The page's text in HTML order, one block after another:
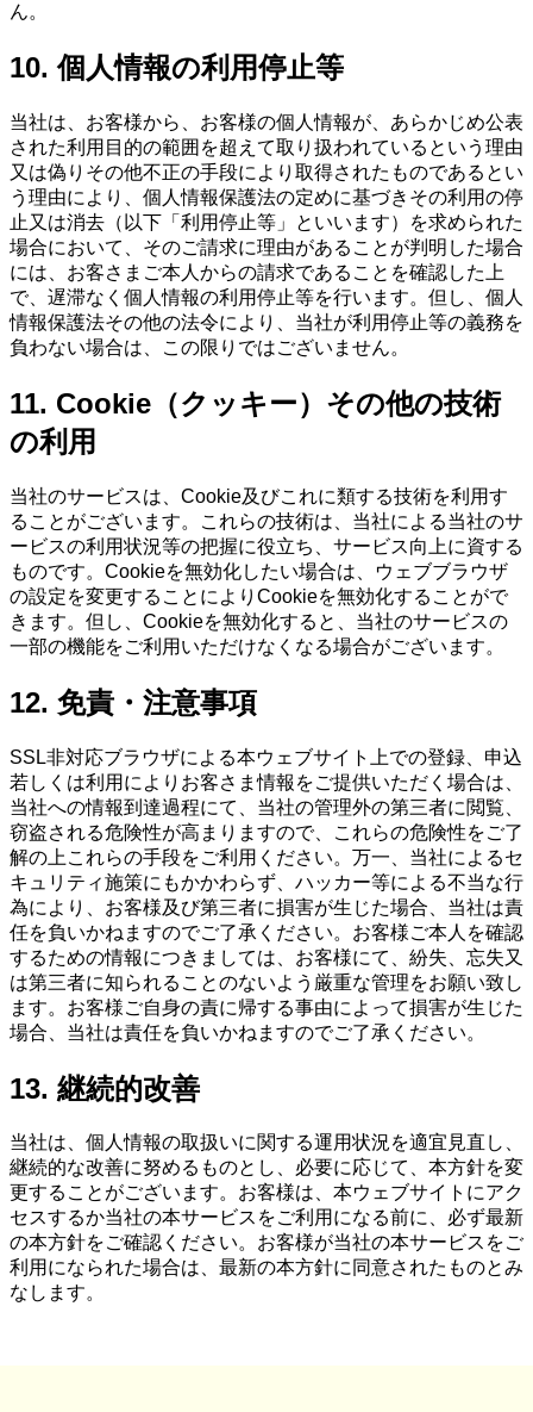
ん。
10. 個人情報の利用停止等
当社は、お客様から、お客様の個人情報が、あらかじめ公表
された利用目的の範囲を超えて取り扱われているという理由
又は偽りその他不正の手段により取得されたものであるとい
う理由により、個人情報保護法の定めに基づきその利用の停
止又は消去（以下「利用停止等」といいます）を求められた
場合において、そのご請求に理由があることが判明した場合
には、お客さまご本人からの請求であることを確認した上
で、遅滞なく個人情報の利用停止等を行います。但し、個人
情報保護法その他の法令により、当社が利用停止等の義務を
負わない場合は、この限りではございません。
11. Cookie（クッキー）その他の技術
の利用
当社のサービスは、Cookie及びこれに類する技術を利用す
ることがございます。これらの技術は、当社による当社のサ
ービスの利用状況等の把握に役立ち、サービス向上に資する
ものです。Cookieを無効化したい場合は、ウェブブラウザ
の設定を変更することによりCookieを無効化することがで
きます。但し、Cookieを無効化すると、当社のサービスの
一部の機能をご利用いただけなくなる場合がございます。
12. 免責・注意事項
SSL非対応ブラウザによる本ウェブサイト上での登録、申込
若しくは利用によりお客さま情報をご提供いただく場合は、
当社への情報到達過程にて、当社の管理外の第三者に閲覧、
窃盗される危険性が高まりますので、これらの危険性をご了
解の上これらの手段をご利用ください。万一、当社によるセ
キュリティ施策にもかかわらず、ハッカー等による不当な行
為により、お客様及び第三者に損害が生じた場合、当社は責
任を負いかねますのでご了承ください。お客様ご本人を確認
するための情報につきましては、お客様にて、紛失、忘失又
は第三者に知られることのないよう厳重な管理をお願い致し
ます。お客様ご自身の責に帰する事由によって損害が生じた
場合、当社は責任を負いかねますのでご了承ください。
13. 継続的改善
当社は、個人情報の取扱いに関する運用状況を適宜見直し、
継続的な改善に努めるものとし、必要に応じて、本方針を変
更することがございます。お客様は、本ウェブサイトにアク
セスするか当社の本サービスをご利用になる前に、必ず最新
の本方針をご確認ください。お客様が当社の本サービスをご
利用になられた場合は、最新の本方針に同意されたものとみ
なします。